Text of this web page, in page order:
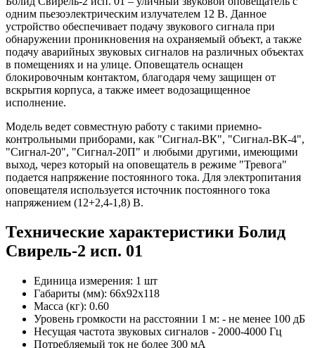
одним пьезоэлектрическим излучателем 12 В. Данное
устройство обеспечивает подачу звукового сигнала при
обнаружении проникновения на охраняемый объект, а также
подачу аварийных звуковых сигналов на различных объектах
в помещениях и на улице. Оповещатель оснащен
блокировочным контактом, благодаря чему защищен от
вскрытия корпуса, а также имеет водозащищенное
исполнение.
Модель ведет совместную работу с такими приемно-
контрольными приборами, как "Сигнал-ВК", "Сигнал-ВК-4",
"Сигнал-20", "Сигнал-20П" и любыми другими, имеющими
выход, через который на оповещатель в режиме "Тревога"
подается напряжение постоянного тока. Для электропитания
оповещателя используется источник постоянного тока
напряжением (12+2,4-1,8) В.
Технические характеристики Болид
Свирель-2 исп. 01
Единица измерения: 1 шт
Габариты (мм): 66x92x118
Масса (кг): 0.60
Уровень громкости на расстоянии 1 м: - не менее 100 дБ
Несущая частота звуковых сигналов - 2000-4000 Гц
Потребляемый ток не более 300 мА